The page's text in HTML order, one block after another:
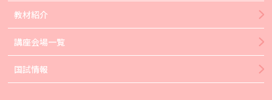
教材紹介
講座会場一覧
国試情報